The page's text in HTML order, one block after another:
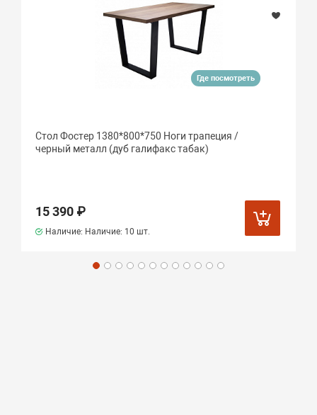
Где посмотреть
Стол Фостер 1380*800*750 Ноги трапеция /
черный металл (дуб галифакс табак)
15 390 ₽
Наличие: Наличие: 10 шт.